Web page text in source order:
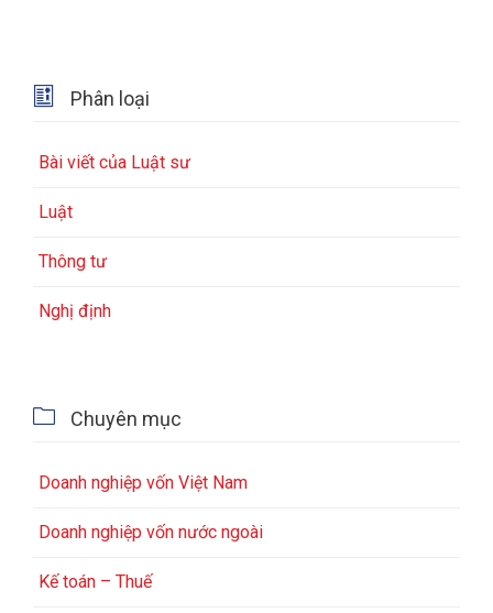
 Phân loại
Bài viết của Luật sư
Luật
Thông tư
Nghị định
 Chuyên mục
Doanh nghiệp vốn Việt Nam
Doanh nghiệp vốn nước ngoài
Kế toán – Thuế